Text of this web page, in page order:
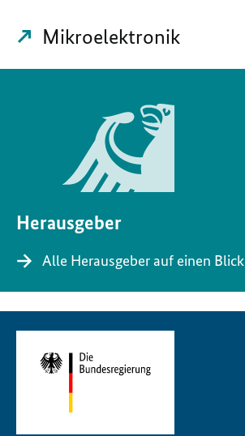
Mikroelektronik
Herausgeber
Alle Herausgeber auf einen Blick